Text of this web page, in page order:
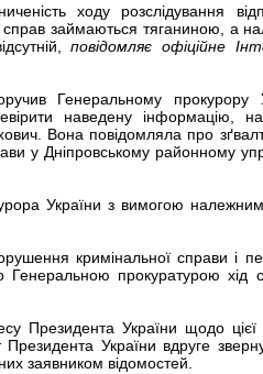
ходу розслідування
справ займаються тяганиною, а
повідомляє офiцiйне
Генеральному прокурору
наведену інформацію,
Вона повідомляла про
у Дніпровському районному
України з вимогою
кримінальної справи і
прокуратурою хід
Президента України щодо цієї
України вдруге
заявником відомостей.